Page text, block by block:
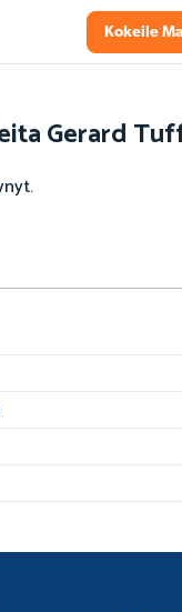
Kokeile
Gerard